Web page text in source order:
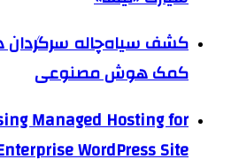
کشف سیاه‌چاله سرگردان
کمک هوش مصنوعی
Managed Hosting for
WordPress Site